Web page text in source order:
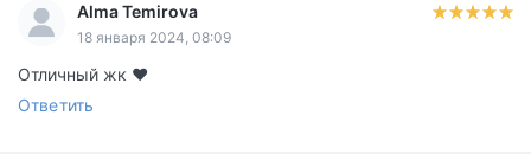
Alma Temirova
18 января 2024, 08:09
Отличный жк ❤️
Ответить